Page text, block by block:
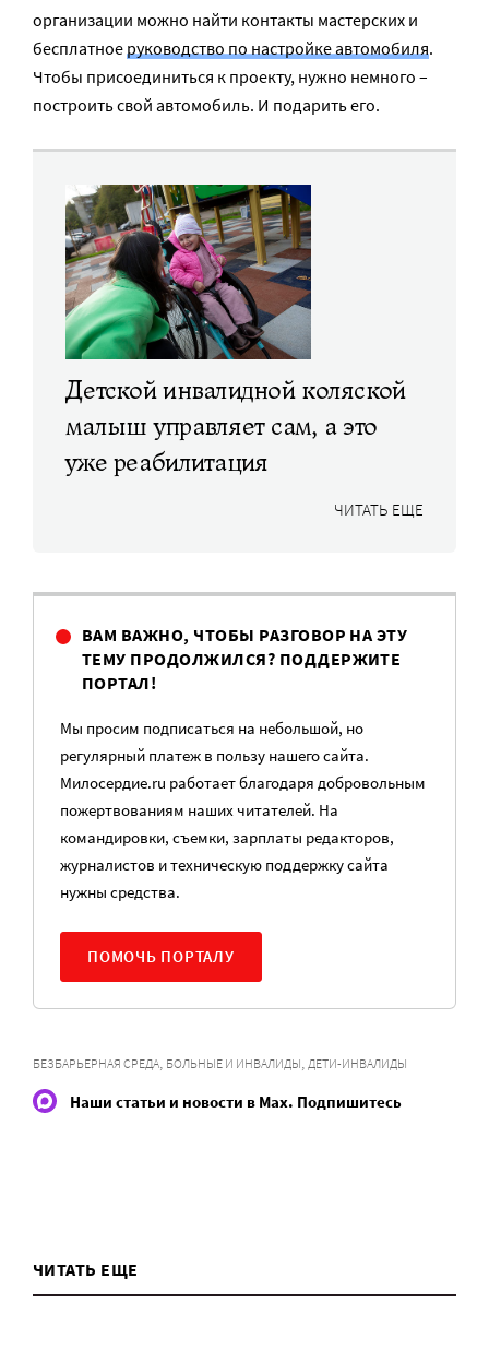
организации можно найти контакты мастерских и
бесплатноеруководство по настройке автомобиля.
Чтобы присоединиться к проекту, нужно немного –
построить свой автомобиль. И подарить его.
Детской инвалидной коляской
малыш управляет сам, а это
уже реабилитация
ЧИТАТЬ ЕЩЕ
ВАМ ВАЖНО, ЧТОБЫ РАЗГОВОР НА ЭТУ
ТЕМУ ПРОДОЛЖИЛСЯ? ПОДДЕРЖИТЕ
ПОРТАЛ!
Мы просим подписаться на небольшой, но
регулярный платеж в пользу нашего сайта.
Милосердие.ru работает благодаря добровольным
пожертвованиям наших читателей. На
командировки, съемки, зарплаты редакторов,
журналистов и техническую поддержку сайта
нужны средства.
ПОМОЧЬ ПОРТАЛУ
БЕЗБАРЬЕРНАЯ СРЕДА, БОЛЬНЫЕ И ИНВАЛИДЫ, ДЕТИ-ИНВАЛИДЫ
Наши статьи и новости в Max. Подпишитесь
ЧИТАТЬ ЕЩЕ